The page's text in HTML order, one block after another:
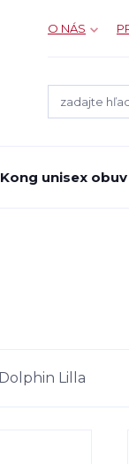
O NÁS
Kong unisex obuv